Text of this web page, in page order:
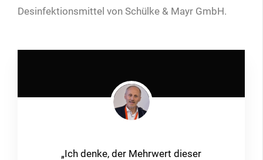
Desinfektionsmittel von Schülke & Mayr GmbH.
„Social Prescribing, die Verordnung